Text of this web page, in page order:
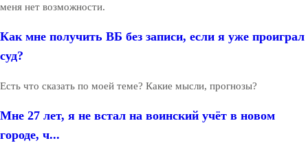
меня нет возможности.
Как мне получить ВБ без записи, если я уже проиграл
суд?
Есть что сказать по моей теме? Какие мысли, прогнозы?
Мне 27 лет, я не встал на воинский учёт в новом
городе, ч...